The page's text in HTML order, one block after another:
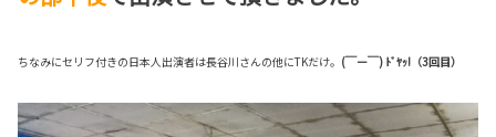
ちなみにセリフ付きの日本人出演者は長谷川さんの他にTKだけ。 (￣ー￣) ﾄﾞﾔｯ!（3回目）